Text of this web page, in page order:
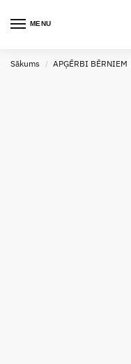
MENU
Sākums / APĢĒRBI BĒRNIEM